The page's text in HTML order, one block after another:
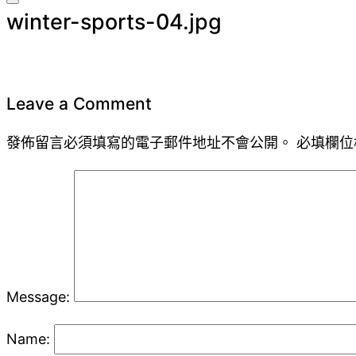
Toggle
winter-sports-04.jpg
Leave a Comment
發佈留言必須填寫的電子郵件地址不會公開。 必填欄
Message:
Name: